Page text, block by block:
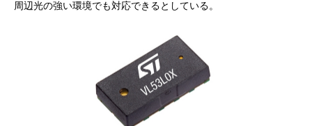
周辺光の強い環境でも対応できるとしている。